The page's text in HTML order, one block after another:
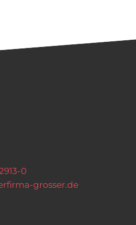
0
grosser.de